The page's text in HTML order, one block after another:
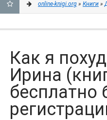
ЗАКЛАДКИ
online-knigi.org » Книги »
Как я
Ирина
бесплатно